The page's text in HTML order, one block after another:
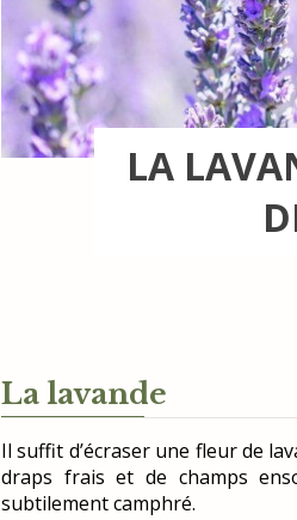
LA
La lavande
Il suffit d’écraser une fleur de
draps frais et de champs
subtilement camphré.